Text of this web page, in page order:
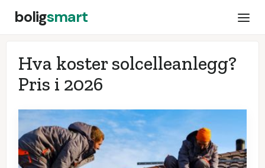
boligsmart
Hva koster solcelleanlegg?
Pris i 2026